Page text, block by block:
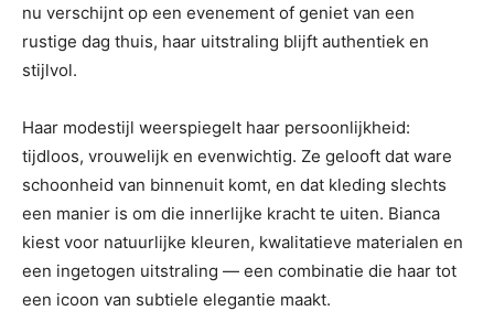
nu verschijnt op een evenement of geniet van een
rustige dag thuis, haar uitstraling blijft authentiek en
stijlvol.
Haar modestijl weerspiegelt haar persoonlijkheid:
tijdloos, vrouwelijk en evenwichtig. Ze gelooft dat ware
schoonheid van binnenuit komt, en dat kleding slechts
een manier is om die innerlijke kracht te uiten. Bianca
kiest voor natuurlijke kleuren, kwalitatieve materialen en
een ingetogen uitstraling — een combinatie die haar tot
een icoon van subtiele elegantie maakt.